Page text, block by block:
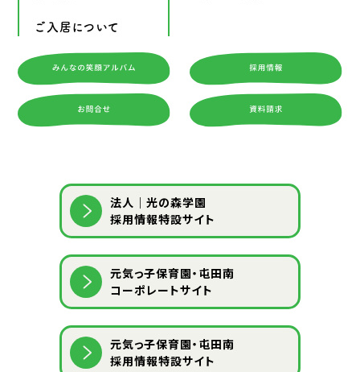
ご入居について
法人｜光の森学園
採用情報特設サイト
元気っ子保育園・屯田南
コーポレートサイト
元気っ子保育園・屯田南
採用情報特設サイト